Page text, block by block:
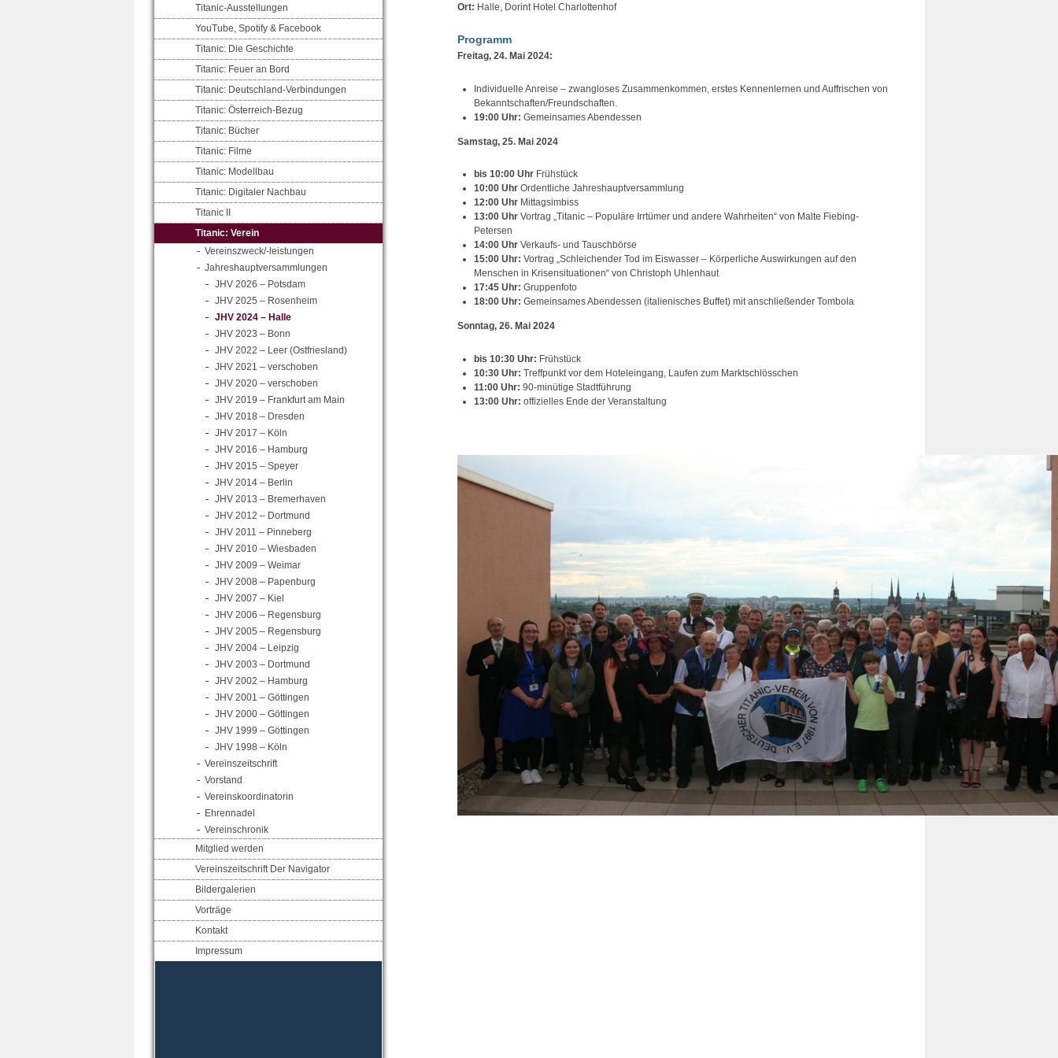
Titanic-Ausstellungen
YouTube, Spotify & Facebook
Titanic: Die Geschichte
Titanic: Feuer an Bord
Titanic: Deutschland-Verbindungen
Titanic: Österreich-Bezug
Titanic: Bücher
Titanic: Filme
Titanic: Modellbau
Titanic: Digitaler Nachbau
Titanic II
Titanic: Verein
Vereinszweck/-leistungen
Jahreshauptversammlungen
JHV 2026 – Potsdam
JHV 2025 – Rosenheim
JHV 2024 – Halle
JHV 2023 – Bonn
JHV 2022 – Leer (Ostfriesland)
JHV 2021 – verschoben
JHV 2020 – verschoben
JHV 2019 – Frankfurt am Main
JHV 2018 – Dresden
JHV 2017 – Köln
JHV 2016 – Hamburg
JHV 2015 – Speyer
JHV 2014 – Berlin
JHV 2013 – Bremerhaven
JHV 2012 – Dortmund
JHV 2011 – Pinneberg
JHV 2010 – Wiesbaden
JHV 2009 – Weimar
JHV 2008 – Papenburg
JHV 2007 – Kiel
JHV 2006 – Regensburg
JHV 2005 – Regensburg
JHV 2004 – Leipzig
JHV 2003 – Dortmund
JHV 2002 – Hamburg
JHV 2001 – Göttingen
JHV 2000 – Göttingen
JHV 1999 – Göttingen
JHV 1998 – Köln
Vereinszeitschrift
Vorstand
Vereinskoordinatorin
Ehrennadel
Vereinschronik
Mitglied werden
Vereinszeitschrift Der Navigator
Bildergalerien
Vorträge
Kontakt
Impressum
Ort: Halle, Dorint Hotel Charlottenhof
Programm
Freitag, 24. Mai 2024:
Individuelle Anreise – zwangloses Zusammenkommen, erstes Kennenlernen und Auffrischen von
Bekanntschaften/Freundschaften.
19:00 Uhr:Gemeinsames Abendessen
Samstag, 25. Mai 2024
bis 10:00 Uhr Frühstück
10:00 UhrOrdentliche Jahreshauptversammlung
12:00 Uhr Mittagsimbiss
13:00 UhrVortrag „Titanic – Populäre Irrtümer und andere Wahrheiten“ von Malte Fiebing-
Petersen
14:00 UhrVerkaufs- und Tauschbörse
15:00 Uhr: Vortrag „Schleichender Tod im Eiswasser – Körperliche Auswirkungen auf den
Menschen in Krisensituationen“ von Christoph Uhlenhaut
17:45 Uhr: Gruppenfoto
18:00 Uhr: Gemeinsames Abendessen (italienisches Buffet) mit anschließender Tombola
Sonntag, 26. Mai 2024
bis 10:30 Uhr: Frühstück
10:30 Uhr: Treffpunkt vor dem Hoteleingang, Laufen zum Marktschlösschen
11:00 Uhr: 90-minütige Stadtführung
13:00 Uhr: offizielles Ende der Veranstaltung